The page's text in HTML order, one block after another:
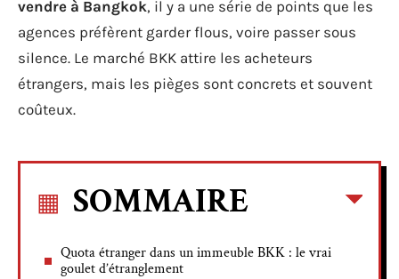
vendre à Bangkok, il y a une série de points que les
agences préfèrent garder flous, voire passer sous
silence. Le marché BKK attire les acheteurs
étrangers, mais les pièges sont concrets et souvent
coûteux.
SOMMAIRE
Quota étranger dans un immeuble BKK : le vrai
goulet d’étranglement